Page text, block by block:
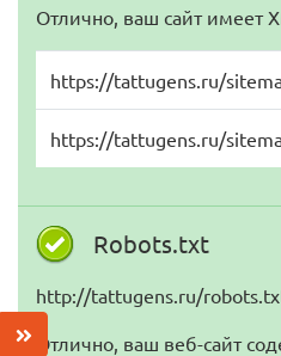
Отлично, ваш сайт имеет
https://tattugens.ru/
https://tattugens.ru/
Robots.txt
http://tattugens.ru/
Отлично, ваш веб-сайт